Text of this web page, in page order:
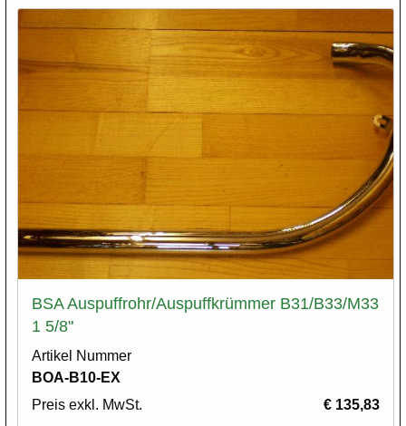
BSA Auspuffrohr/Auspuffkrümmer B31/B33/M33
1 5/8"
Artikel Nummer
BOA-B10-EX
Preis exkl. MwSt.
€ 135,83